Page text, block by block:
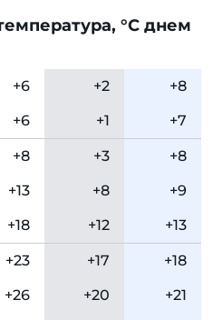
°C днем
+6 +2
+8
+6 +1 +7
+8 +3
+8
+13 +8
+9
+18 +12 +13
+23 +17
+18
+26 +20
+21